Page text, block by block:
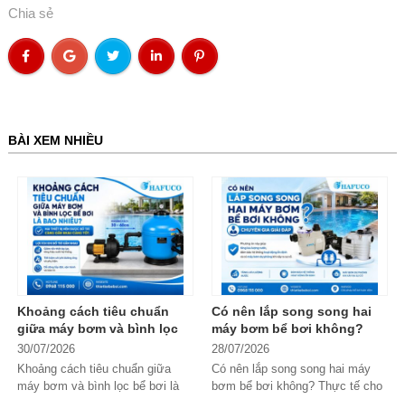
Chia sẻ
BÀI XEM NHIỀU
Khoảng cách tiêu chuẩn
giữa máy bơm và bình lọc
bể bơi là bao nhiêu?
30/07/2026
Khoảng cách tiêu chuẩn giữa
máy bơm và bình lọc bể bơi là
Có nên lắp song song hai
máy bơm bể bơi không?
Chuyên gia giải đáp
28/07/2026
Có nên lắp song song hai máy
bơm bể bơi không? Thực tế cho